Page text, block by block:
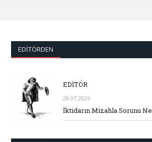
EDITÖRDEN
EDİTÖR
28.07.2026
İktidarın Mizahla Sorunu Ne